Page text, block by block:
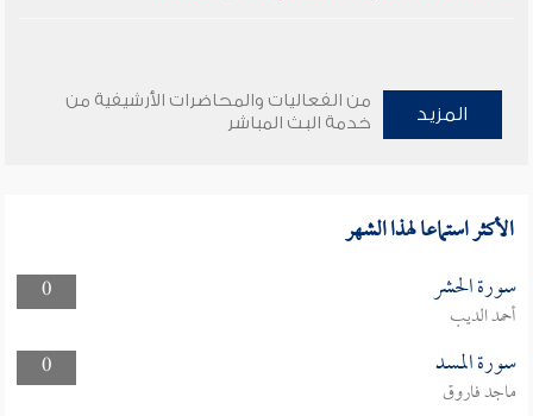
المزيد
من الفعاليات والمحاضرات الأرشيفية من
خدمة البث المباشر
الأكثر استماعا لهذا الشهر
0 سورة الحشر
أحمد الديب
0
سورة المسد
ماجد فاروق